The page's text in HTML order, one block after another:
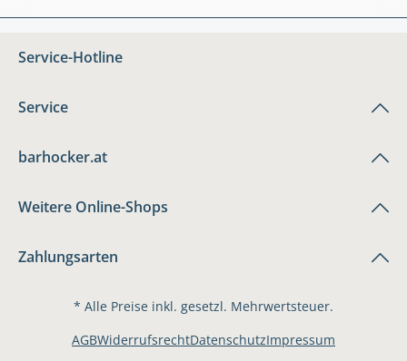
Service-Hotline
Service
barhocker.at
Weitere Online-Shops
Zahlungsarten
* Alle Preise inkl. gesetzl. Mehrwertsteuer.
AGBWiderrufsrechtDatenschutzImpressum